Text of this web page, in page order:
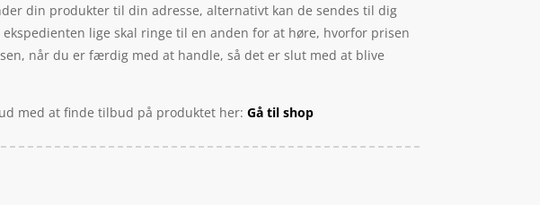
din produkter til din adresse, alternativt kan de sendes til dig
lige skal ringe til en anden for at høre, hvorfor prisen
når du er færdig med at handle, så det er slut med at blive
med at finde tilbud på produktet her:Gå til shop